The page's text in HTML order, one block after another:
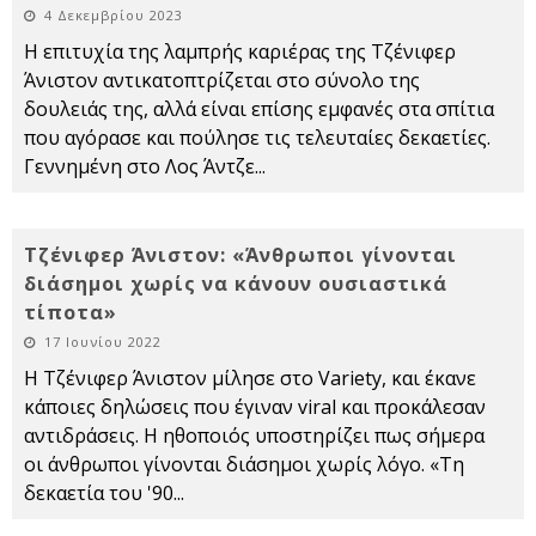
4 Δεκεμβρίου 2023
Η επιτυχία της λαμπρής καριέρας της Τζένιφερ
Άνιστον αντικατοπτρίζεται στο σύνολο της
δουλειάς της, αλλά είναι επίσης εμφανές στα σπίτια
που αγόρασε και πούλησε τις τελευταίες δεκαετίες.
Γεννημένη στο Λος Άντζε...
Τζένιφερ Άνιστον: «Άνθρωποι γίνονται
διάσημοι χωρίς να κάνουν ουσιαστικά
τίποτα»
17 Ιουνίου 2022
Η Τζένιφερ Άνιστον μίλησε στο Variety, και έκανε
κάποιες δηλώσεις που έγιναν viral και προκάλεσαν
αντιδράσεις. Η ηθοποιός υποστηρίζει πως σήμερα
οι άνθρωποι γίνονται διάσημοι χωρίς λόγο. «Τη
δεκαετία του '90...